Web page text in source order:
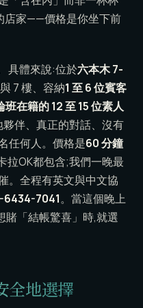
店家——價格是你坐下前
具體來說:位於六本木 7-
7 樓、容納1 至 6 位賓客
班在籍的 12 至 15 位素人
伴、真正的對話、沒有
任何人。價格是60 分鐘
拉OK都包含;我們一晚最
。全程有英文與中文協
6434-7041。當這個晚上
賭「結帳驚喜」時,就選
全地選擇